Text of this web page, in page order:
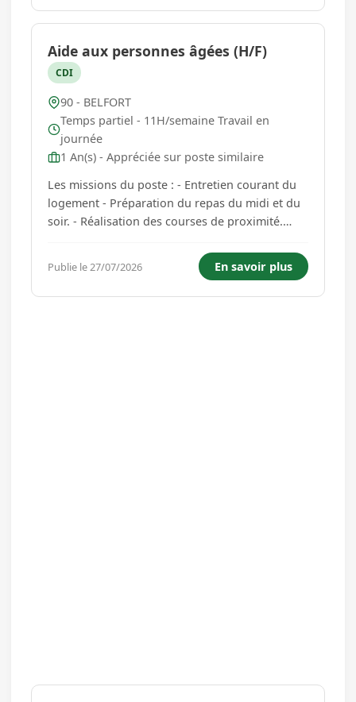
actions se décli...
Aide aux personnes âgées (H/F)
CDI
90 - BELFORT
Temps partiel - 11H/semaine Travail en
journée
1 An(s) - Appréciée sur poste similaire
Les missions du poste : - Entretien courant du
logement - Préparation du repas du midi et du
soir. - Réalisation des courses de proximité.
Vendredi + 2h un Samedi sur deux Les
modalités horaires seront définies d'un
commun accord entre l'employeur ...
Publie le 27/07/2026 En savoir plus